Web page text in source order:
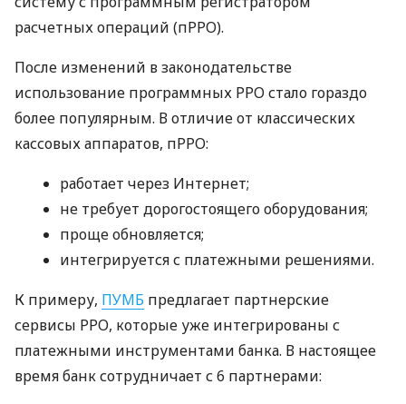
расчетных операций (пРРО).
После изменений в законодательстве
использование программных РРО стало гораздо
более популярным. В отличие от классических
кассовых аппаратов, пРРО:
работает через Интернет;
не требует дорогостоящего оборудования;
проще обновляется;
интегрируется с платежными решениями.
К примеру, ПУМБ предлагает партнерские
сервисы РРО, которые уже интегрированы с
платежными инструментами банка. В настоящее
время банк сотрудничает с 6 партнерами: